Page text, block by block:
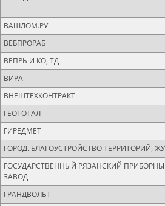
ВАШДОМ.РУ
ВЕБПРОРАБ
ВЕПРЬ И КО, ТД
ВИРА
ВНЕШТЕХКОНТРАКТ
ГЕОТОТАЛ
ГИРЕДМЕТ
ГОРОД. БЛАГОУСТРОЙСТВО ТЕРРИТОРИЙ,
ГОСУДАРСТВЕННЫЙ РЯЗАНСКИЙ
ЗАВОД
ГРАНДВОЛЬТ